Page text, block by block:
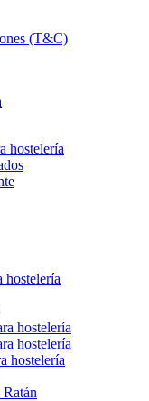
(T&C)
hostelería
hostelería
hostelería
hostelería
hostelería